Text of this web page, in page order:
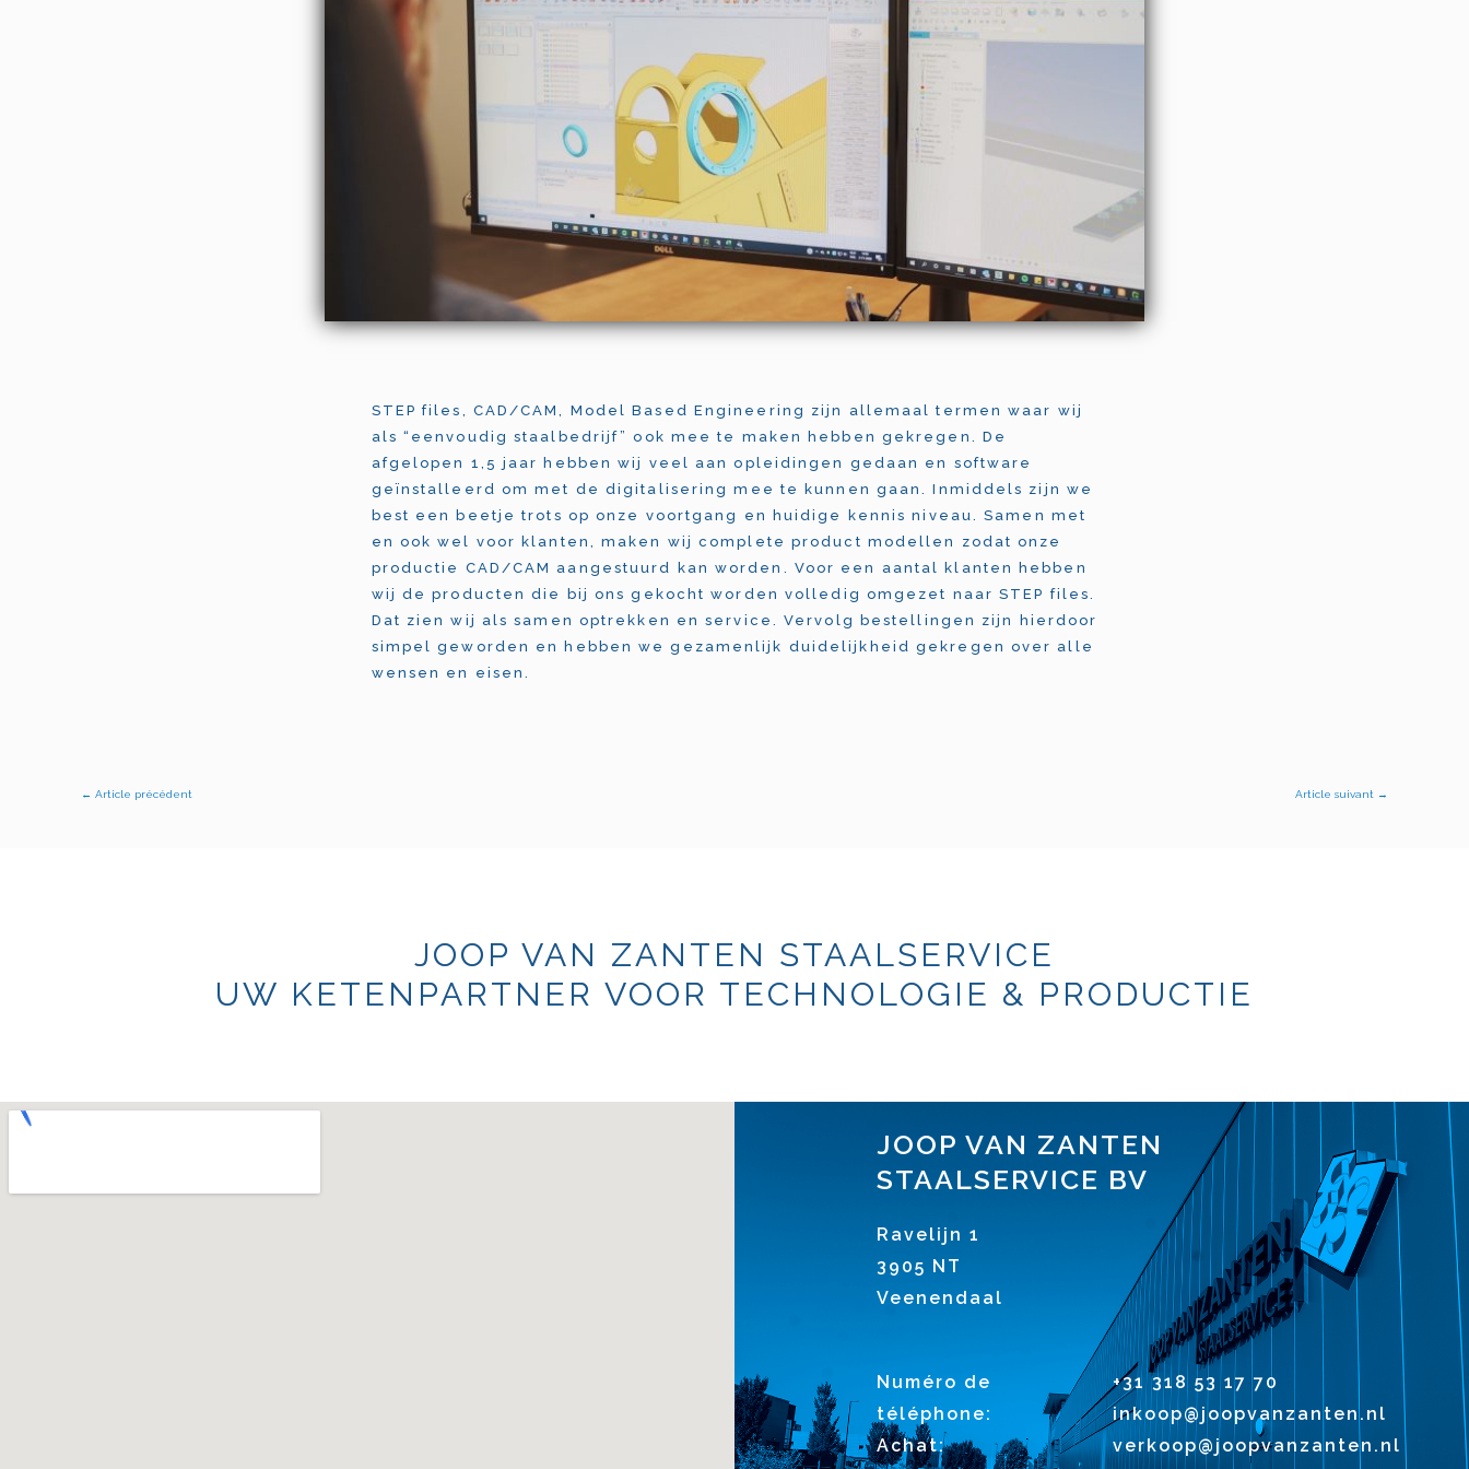
STEP files, CAD/CAM, Model Based Engineering zijn allemaal termen waar wij
als “eenvoudig staalbedrijf” ook mee te maken hebben gekregen. De
afgelopen 1,5 jaar hebben wij veel aan opleidingen gedaan en software
geïnstalleerd om met de digitalisering mee te kunnen gaan. Inmiddels zijn we
best een beetje trots op onze voortgang en huidige kennis niveau. Samen met
en ook wel voor klanten, maken wij complete product modellen zodat onze
productie CAD/CAM aangestuurd kan worden. Voor een aantal klanten hebben
wij de producten die bij ons gekocht worden volledig omgezet naar STEP files.
Dat zien wij als samen optrekken en service. Vervolg bestellingen zijn hierdoor
simpel geworden en hebben we gezamenlijk duidelijkheid gekregen over alle
wensen en eisen.
← Article précédent Article suivant →
JOOP VAN ZANTEN STAALSERVICE
UW KETENPARTNER VOOR TECHNOLOGIE & PRODUCTIE
JOOP VAN ZANTEN
STAALSERVICE BV
Ravelijn 1
3905 NT
Veenendaal
Numéro de
téléphone:
Achat:
+31 318 53 17 70
inkoop@joopvanzanten.nl
verkoop@joopvanzanten.nl